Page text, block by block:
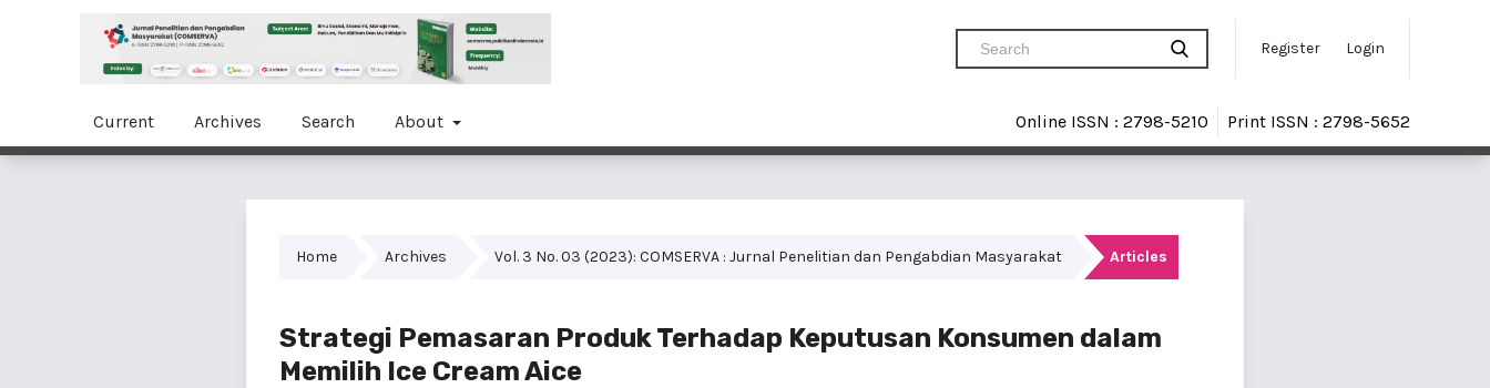
Register Login
Current Archives Search About Online ISSN : 2798-5210 Print ISSN : 2798-5652
Home Archives Vol. 3 No. 03 (2023): COMSERVA : Jurnal Penelitian dan Pengabdian Masyarakat Articles
Strategi Pemasaran Produk Terhadap Keputusan Konsumen dalam
Memilih Ice Cream Aice